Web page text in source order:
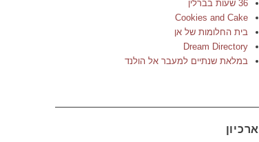
36 שעות בברלין
Cookies and Cake
בית החלומות של אן
Dream Directory
במלאת שנתיים למעבר אל הולנד
ארכיון